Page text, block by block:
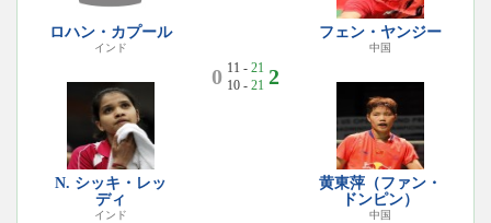
ロハン・カプール
インド
N. シッキ・レッ
ディ
インド
0 11 - 21
10 - 21 2
フェン・ヤンジー
中国
黄東萍（ファン・
ドンピン）
中国